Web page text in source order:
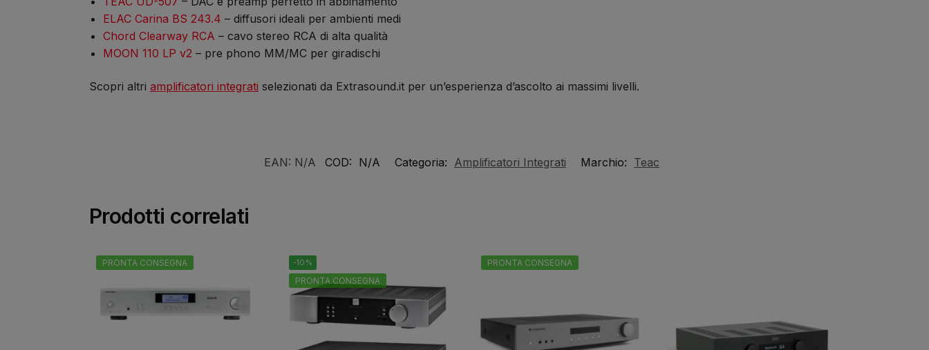
ELAC Carina BS 243.4 – diffusori ideali per ambienti medi
Chord Clearway RCA – cavo stereo RCA di alta qualità
MOON 110 LP v2 – pre phono MM/MC per giradischi
Scopri altri amplificatori integrati selezionati da Extrasound.it per un’esperienza d’ascolto ai massimi livelli.
EAN: N/A COD: N/A Categoria: Amplificatori Integrati Marchio: Teac
Prodotti correlati
PRONTA CONSEGNA -10%
PRONTA CONSEGNA
PRONTA CONSEGNA